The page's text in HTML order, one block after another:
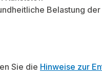
Belastung
Sie die Hinweise zur